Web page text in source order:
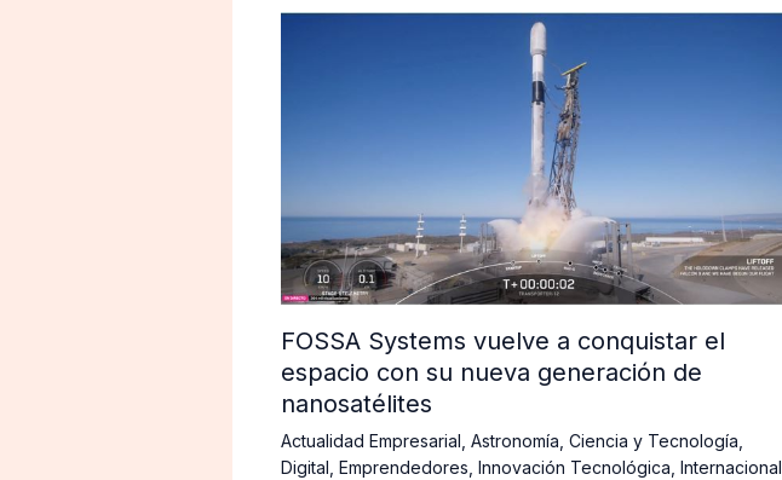
FOSSA Systems vuelve a conquistar el
espacio con su nueva generación de
nanosatélites
Actualidad Empresarial Astronomía Ciencia y Tecnología
Digital Emprendedores Innovación Tecnológica Internacional